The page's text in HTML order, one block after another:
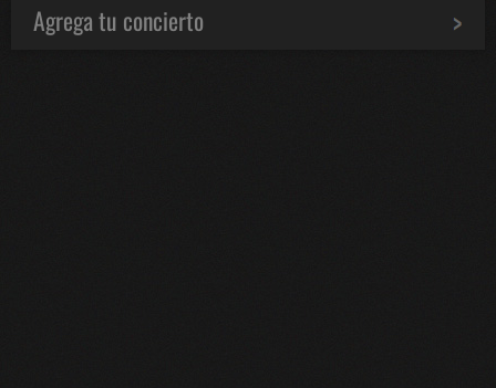
Agrega tu concierto